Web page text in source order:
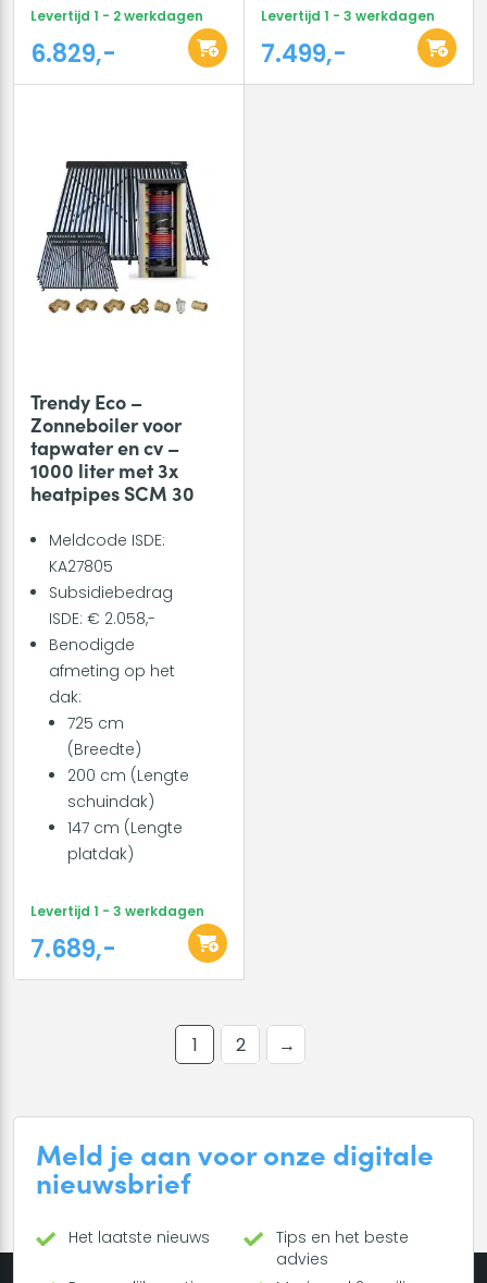
Levertijd 1 - 2 werkdagen
6.829,-
Levertijd 1 - 3 werkdagen
7.499,-
Trendy Eco –
Zonneboiler voor
tapwater en cv –
1000 liter met 3x
heatpipes SCM 30
Meldcode ISDE:
KA27805
Subsidiebedrag
ISDE: € 2.058,-
Benodigde
afmeting op het
dak:
725 cm
(Breedte)
200 cm (Lengte
schuindak)
147 cm (Lengte
platdak)
Levertijd 1 - 3 werkdagen
7.689,-
1 2 →
Meld je aan voor onze digitale
nieuwsbrief
Het laatste nieuws
Tips en het beste
advies